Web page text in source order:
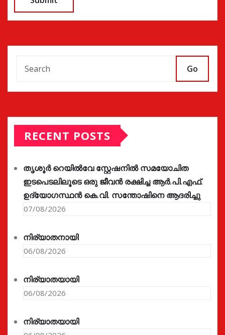
Go
RECENT POSTS
തൃശൂർ റെയിൽവേ സ്റ്റേഷനിൽ സമയോചിത
ഇടപെടലിലൂടെ ഒരു ജീവൻ രക്ഷിച്ച ആർ.പി.എഫ്.
ഉദ്യോഗസ്ഥൻ കെ.വി. സന്തോഷിനെ ആദരിച്ചു
07/08/2026
നിര്യാതനായി
06/08/2026
നിര്യാതയായി
06/08/2026
നിര്യാതയായി